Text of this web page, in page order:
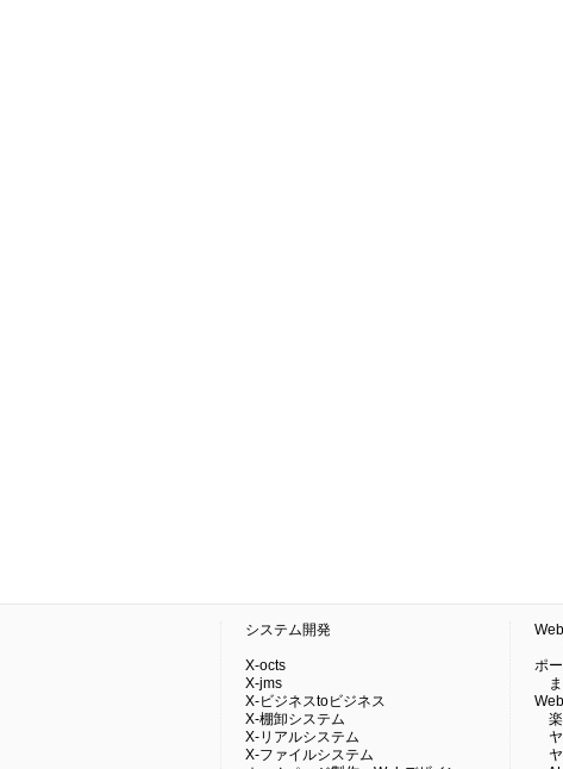
システム開発
X-octs
X-jms
X-ビジネスtoビジネス
X-棚卸システム
X-リアルシステム
X-ファイルシステム
ポ
ま
楽
ヤ
ヤ